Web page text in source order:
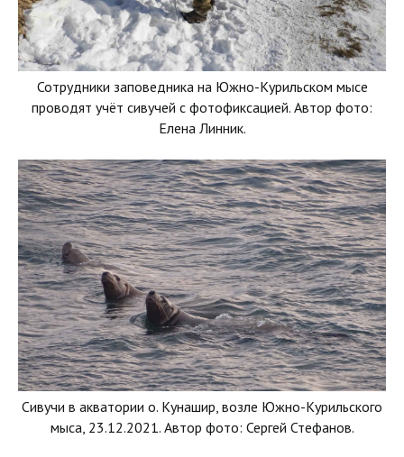
Сотрудники заповедника на Южно-Курильском мысе
проводят учёт сивучей с фотофиксацией. Автор фото:
Елена Линник.
Сивучи в акватории о. Кунашир, возле Южно-Курильского
мыса, 23.12.2021. Автор фото: Сергей Стефанов.